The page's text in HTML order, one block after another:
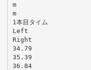
m
m
1本目タイム
Left
Right
34.79
35.39
36.84